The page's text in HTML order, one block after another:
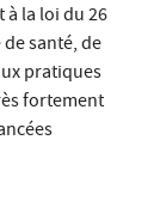
la loi du 26
santé, de
pratiques
fortement